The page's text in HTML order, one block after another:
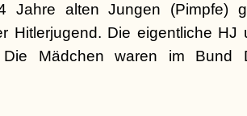
Jahre alten Jungen (Pimpfe)
Hitlerjugend. Die eigentliche HJ
Mädchen waren im Bund